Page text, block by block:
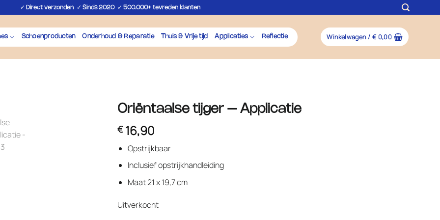
✓ Direct verzonden✓ Sinds 2020✓ 500.000+ tevreden klanten
Schoenproducten Onderhoud & Reparatie Thuis & Vrije tijd Applicaties Reflectie Winkelwagen / € 0,00
Oriëntaalse tijger – Applicatie
€16,90
Opstrijkbaar
Inclusief opstrijkhandleiding
Maat 21 x 19,7 cm
Uitverkocht